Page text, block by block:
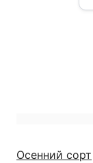
Осенний сорт